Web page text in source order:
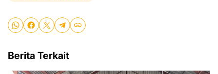
Berita Terkait